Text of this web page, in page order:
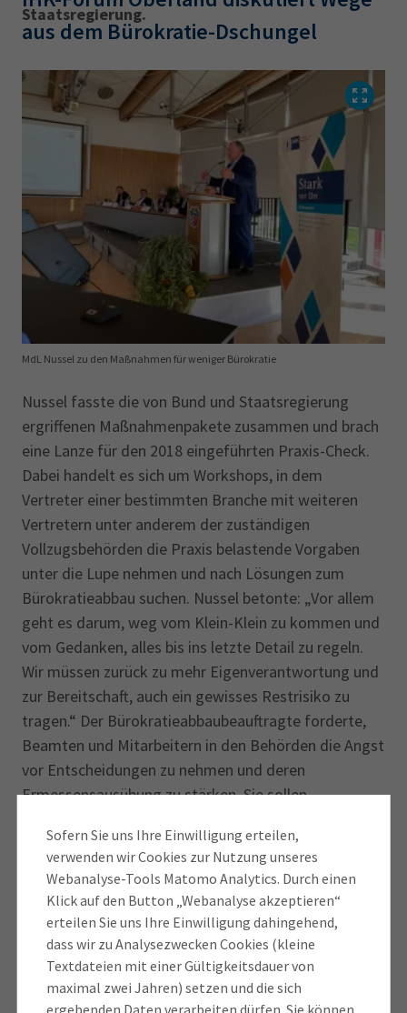
Sofern Sie uns Ihre Einwilligung erteilen,
verwenden wir Cookies zur Nutzung unseres
Webanalyse-Tools Matomo Analytics. Durch einen
Klick auf den Button „Webanalyse akzeptieren“
erteilen Sie uns Ihre Einwilligung dahingehend,
dass wir zu Analysezwecken Cookies (kleine
Textdateien mit einer Gültigkeitsdauer von
maximal zwei Jahren) setzen und die sich
ergebenden Daten verarbeiten dürfen. Sie können
Staatsregierung.
aus dem Bürokratie-Dschungel
MdL Nussel zu den Maßnahmen für weniger Bürokratie
Nussel fasste die von Bund und Staatsregierung
ergriffenen Maßnahmenpakete zusammen und brach
eine Lanze für den 2018 eingeführten Praxis-Check.
Dabei handelt es sich um Workshops, in dem
Vertreter einer bestimmten Branche mit weiteren
Vertretern unter anderem der zuständigen
Vollzugsbehörden die Praxis belastende Vorgaben
unter die Lupe nehmen und nach Lösungen zum
Bürokratieabbau suchen. Nussel betonte: „Vor allem
geht es darum, weg vom Klein-Klein zu kommen und
vom Gedanken, alles bis ins letzte Detail zu regeln.
Wir müssen zurück zu mehr Eigenverantwortung und
zur Bereitschaft, auch ein gewisses Restrisiko zu
tragen.“ Der Bürokratieabbaubeauftragte forderte,
Beamten und Mitarbeitern in den Behörden die Angst
vor Entscheidungen zu nehmen und deren
Ermessensausübung zu stärken. Sie sollen
oberstes Credo laute, so Nussel, dass die
Verhältnismäßigkeit zurückgewonnen werden müsse.
Er verwies gleichzeitig auf die bürokratie­
verschärfende Rolle nichtstaatlicher Organisationen
wie zum Beispiel Versicherungen oder
Berufsgenossenschaften, die mit ihren Einlassungen
häufig bürokratischen Blockaden noch mehr Auftrieb